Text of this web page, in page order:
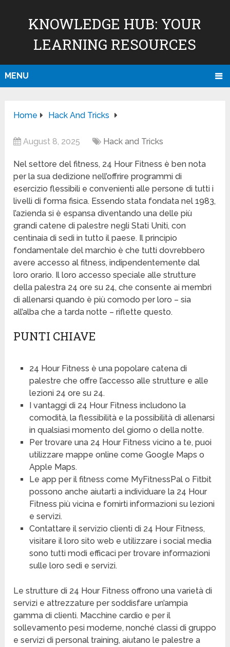
KNOWLEDGE HUB: YOUR
LEARNING RESOURCES
MENU
Home Hack And Tricks
August 8, 2025 Hack and Tricks
Nel settore del fitness, 24 Hour Fitness è ben nota
per la sua dedizione nell’offrire programmi di
esercizio flessibili e convenienti alle persone di tutti i
livelli di forma fisica. Essendo stata fondata nel 1983,
l’azienda si è espansa diventando una delle più
grandi catene di palestre negli Stati Uniti, con
centinaia di sedi in tutto il paese. Il principio
fondamentale del marchio è che tutti dovrebbero
avere accesso al fitness, indipendentemente dal
loro orario. Il loro accesso speciale alle strutture
della palestra 24 ore su 24, che consente ai membri
di allenarsi quando è più comodo per loro – sia
all’alba che a tarda notte – riflette questo.
PUNTI CHIAVE
24 Hour Fitness è una popolare catena di
palestre che offre l’accesso alle strutture e alle
lezioni 24 ore su 24.
I vantaggi di 24 Hour Fitness includono la
comodità, la flessibilità e la possibilità di allenarsi
in qualsiasi momento del giorno o della notte.
Per trovare una 24 Hour Fitness vicino a te, puoi
utilizzare mappe online come Google Maps o
Apple Maps.
Le app per il fitness come MyFitnessPal o Fitbit
possono anche aiutarti a individuare la 24 Hour
Fitness più vicina e fornirti informazioni su lezioni
e servizi.
Contattare il servizio clienti di 24 Hour Fitness,
visitare il loro sito web e utilizzare i social media
sono tutti modi efficaci per trovare informazioni
sulle loro sedi e servizi.
Le strutture di 24 Hour Fitness offrono una varietà di
servizi e attrezzature per soddisfare un’ampia
gamma di clienti. Macchine cardio e per il
sollevamento pesi moderne, nonché classi di gruppo
e servizi di personal training, aiutano le palestre a